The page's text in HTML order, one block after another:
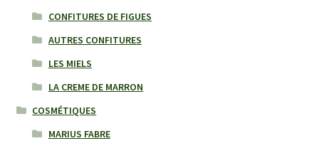
CONFITURES DE FIGUES
AUTRES CONFITURES
LES MIELS
LA CREME DE MARRON
COSMÉTIQUES
MARIUS FABRE